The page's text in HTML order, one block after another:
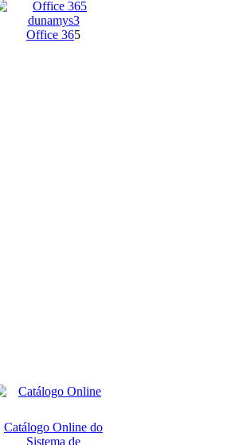
Office 365
Catálogo Online do
Sistema de